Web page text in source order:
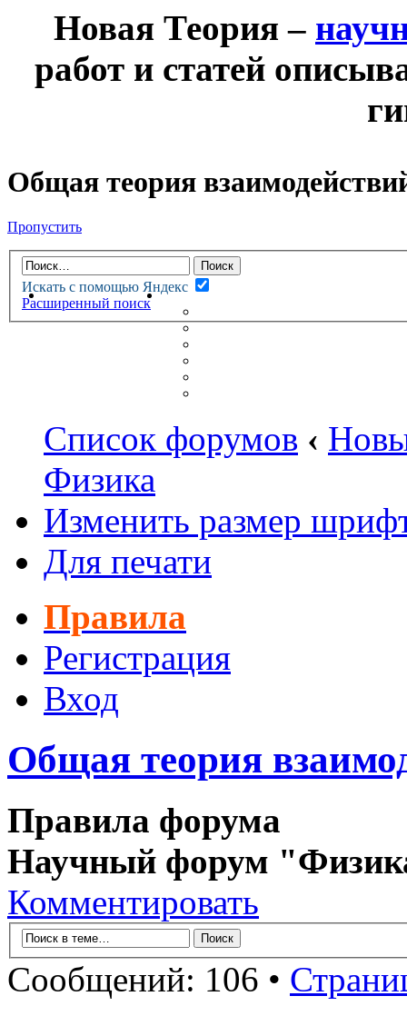
Новая Теория –
работ и статей
Общая теория
Пропустить
Искать с помощью Яндекс
Расширенный поиск
НОВАЯ ТЕОРИЯФОРУМ
НЕПРОЧИТАННЫЕ
Список форумов ‹
Физика
Изменить размер
Для печати
Правила
Регистрация
Вход
Общая теория
Правила форума
Научный форум
Комментировать
Сообщений: 106 •